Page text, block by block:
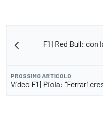
F1 | Red Bull:
PROSSIMO ARTICOLO
Video F1 | Piola: "Ferrari